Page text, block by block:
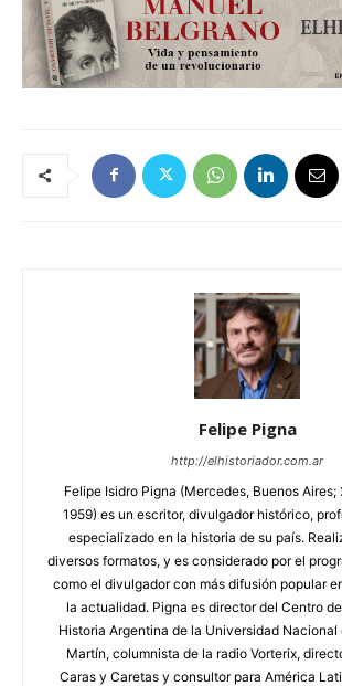
Felipe Pigna
http://elhistoriador.com.ar
Felipe Isidro Pigna (Mercedes, Buenos Aires;
1959) es un escritor, divulgador histórico,
especializado en la historia de su país.
diversos formatos, y es considerado por el
como el divulgador con más difusión popular
la actualidad. Pigna es director del Centro
Historia Argentina de la Universidad Nacional
Martín, columnista de la radio Vorterix,
Caras y Caretas y consultor para América